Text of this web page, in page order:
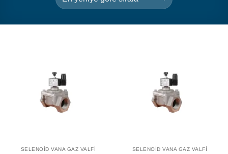
SELENOID VANA GAZ VALFI SELENOID VANA GAZ VALFI